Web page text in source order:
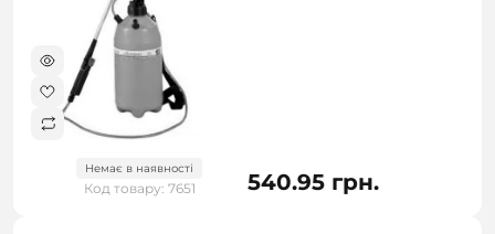
Немає в наявності
Код товару: 7651 540.95 грн.